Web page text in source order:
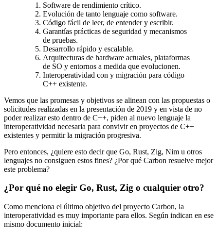
Software de rendimiento crítico.
Evolución de tanto lenguaje como software.
Código fácil de leer, de entender y escribir.
Garantías prácticas de seguridad y mecanismos
de pruebas.
Desarrollo rápido y escalable.
Arquitecturas de hardware actuales, plataformas
de SO y entornos a medida que evolucionen.
Interoperatividad con y migración para código
C++ existente.
Vemos que las promesas y objetivos se alinean con las propuestas o
solicitudes realizadas en la presentación de 2019 y en vista de no
poder realizar esto dentro de C++, piden al nuevo lenguaje la
interoperatividad necesaria para convivir en proyectos de C++
existentes y permitir la migración progresiva.
Pero entonces, ¿quiere esto decir que Go, Rust, Zig, Nim u otros
lenguajes no consiguen estos fines? ¿Por qué Carbon resuelve mejor
este problema?
¿Por qué no elegir Go, Rust, Zig o cualquier otro?
Como menciona el último objetivo del proyecto Carbon, la
interoperatividad es muy importante para ellos. Según indican en ese
mismo documento inicial: